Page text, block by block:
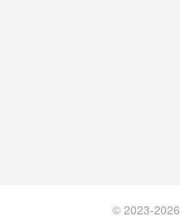
© 2023-2026